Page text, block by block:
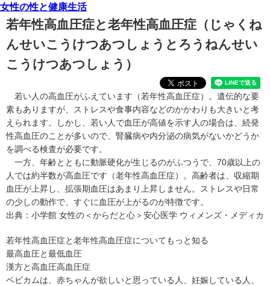
女性の性と健康生活
若年性高血圧症と老年性高血圧症 （じゃくね
んせいこうけつあつしょうとろうねんせい
こうけつあつしょう）
若い人の高血圧がふえています（若年性高血圧症）。遺伝的な要
素もありますが、ストレスや食事内容などのかかわりも大きいと考
えられます。しかし、若い人で血圧が高値を示す人の場合は、続発
性高血圧のことが多いので、腎臓病や内分泌の病気がないかどうか
を調べる検査が必要です。
一方、年齢とともに動脈硬化が生じるのがふつうで、70歳以上の
人では約半数が高血圧です（老年性高血圧症）。高齢者は、収縮期
血圧が上昇し、拡張期血圧はあまり上昇しません。ストレスや日常
の少しの動作で、すぐに血圧が上がるのが特徴です。
出典： 小学館 女性の＜からだと心＞安心医学 ウィメンズ・メディカ
若年性高血圧症と老年性高血圧症についてもっと知る
最高血圧と最低血圧
漢方と高血圧高血圧症
ベビカムは、赤ちゃんが欲しいと思っている人、妊娠している人、